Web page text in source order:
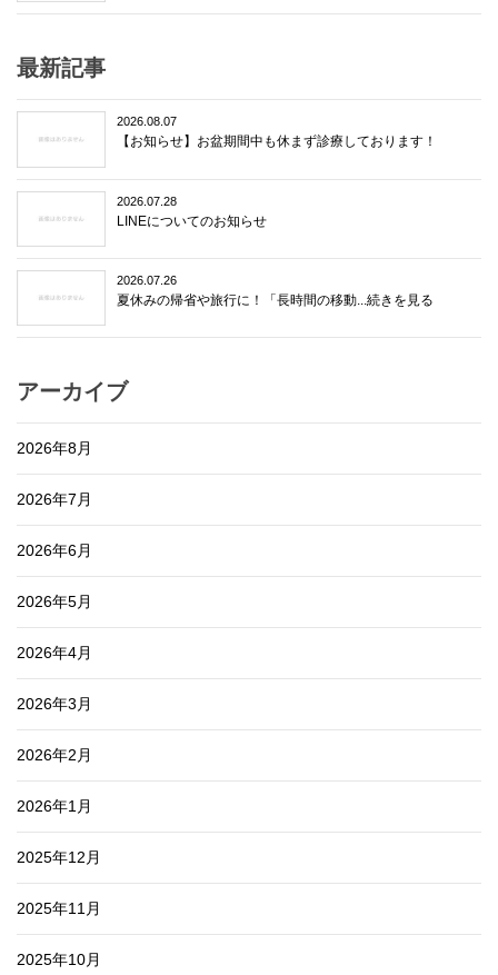
最新記事
2026.08.07
【お知らせ】お盆期間中も休まず診療しております！
2026.07.28
LINEについてのお知らせ
2026.07.26
夏休みの帰省や旅行に！「長時間の移動...続きを見る
アーカイブ
2026年8月
2026年7月
2026年6月
2026年5月
2026年4月
2026年3月
2026年2月
2026年1月
2025年12月
2025年11月
2025年10月